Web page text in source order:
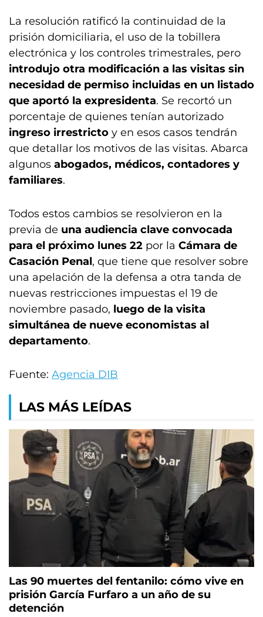
La resolución ratificó la continuidad de la
prisión domiciliaria, el uso de la tobillera
electrónica y los controles trimestrales, pero
introdujo otra modificación a las visitas sin
necesidad de permiso incluidas en un listado
que aportó la expresidenta. Se recortó un
porcentaje de quienes tenían autorizado
ingreso irrestricto y en esos casos tendrán
que detallar los motivos de las visitas. Abarca
algunos abogados, médicos, contadores y
familiares.
Todos estos cambios se resolvieron en la
previa de una audiencia clave convocada
para el próximo lunes 22 por la Cámara de
Casación Penal, que tiene que resolver sobre
una apelación de la defensa a otra tanda de
nuevas restricciones impuestas el 19 de
noviembre pasado, luego de la visita
simultánea de nueve economistas al
departamento.
Fuente: Agencia DIB
LAS MÁS LEÍDAS
Las 90 muertes del fentanilo: cómo vive en
prisión García Furfaro a un año de su
detención